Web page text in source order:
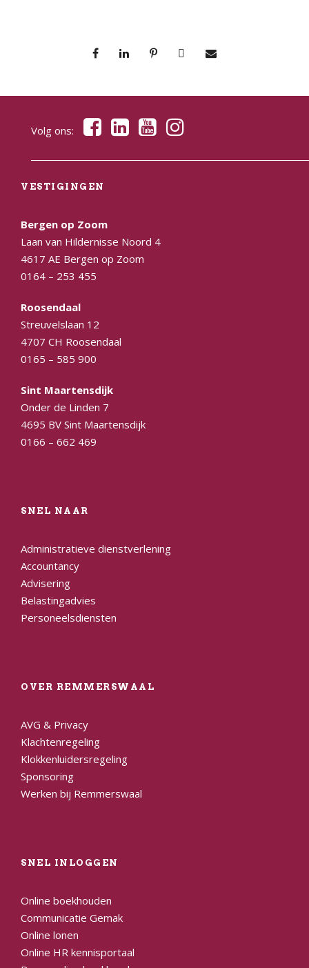
Volg ons:
VESTIGINGEN
Bergen op Zoom
Laan van Hildernisse Noord 4
4617 AE Bergen op Zoom
0164 – 253 455
Roosendaal
Streuvelslaan 12
4707 CH Roosendaal
0165 – 585 900
Sint Maartensdijk
Onder de Linden 7
4695 BV Sint Maartensdijk
0166 – 662 469
SNEL NAAR
Administratieve dienstverlening
Accountancy
Advisering
Belastingadvies
Personeelsdiensten
OVER REMMERSWAAL
AVG & Privacy
Klachtenregeling
Klokkenluidersregeling
Sponsoring
Werken bij Remmerswaal
SNEL INLOGGEN
Online boekhouden
Communicatie Gemak
Online lonen
Online HR kennisportaal